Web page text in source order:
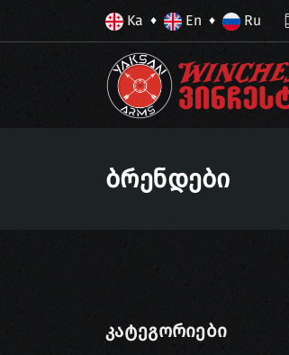
Ka ♦ En ♦ Ru
Ბრენდები
Კატეგორიები